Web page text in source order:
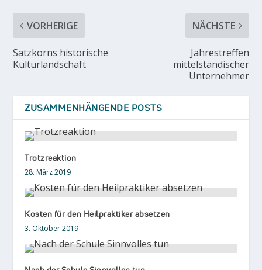
VORHERIGE
Satzkorns historische
Kulturlandschaft
NÄCHSTE
Jahrestreffen
mittelständischer
Unternehmer
ZUSAMMENHÄNGENDE POSTS
Trotzreaktion
28. März 2019
Kosten für den Heilpraktiker absetzen
3. Oktober 2019